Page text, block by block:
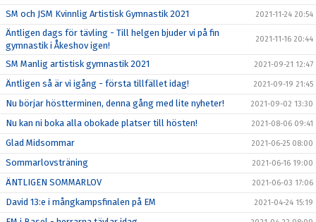
SM och JSM Kvinnlig Artistisk Gymnastik 2021 2021-11-24 20:54
Äntligen dags för tävling - Till helgen bjuder vi på fin
gymnastik i Åkeshov igen!
2021-11-16 20:44
SM Manlig artistisk gymnastik 2021 2021-09-21 12:47
Äntligen så är vi igång - första tillfället idag! 2021-09-19 21:45
Nu börjar höstterminen, denna gång med lite nyheter! 2021-09-02 13:30
Nu kan ni boka alla obokade platser till hösten! 2021-08-06 09:41
Glad Midsommar 2021-06-25 08:00
Sommarlovsträning 2021-06-16 19:00
ÄNTLIGEN SOMMARLOV 2021-06-03 17:06
David 13:e i mångkampsfinalen på EM 2021-04-24 15:19